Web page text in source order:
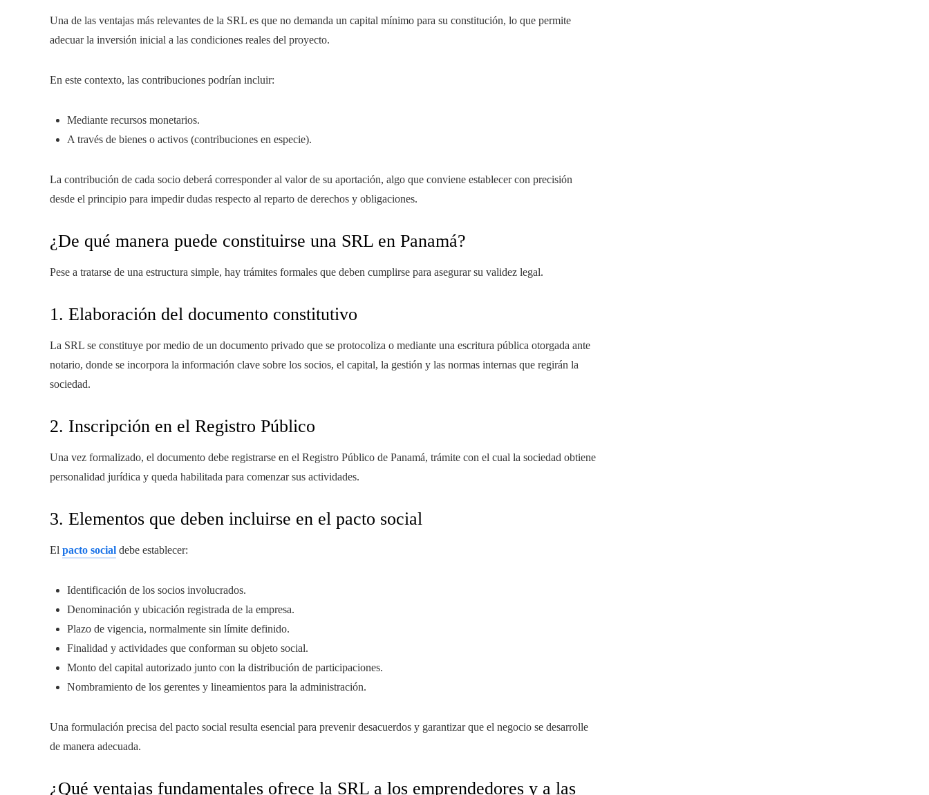
Una de las ventajas más relevantes de la SRL es que no demanda un capital mínimo para su constitución, lo que permite
adecuar la inversión inicial a las condiciones reales del proyecto.
En este contexto, las contribuciones podrían incluir:
Mediante recursos monetarios.
A través de bienes o activos (contribuciones en especie).
La contribución de cada socio deberá corresponder al valor de su aportación, algo que conviene establecer con precisión
desde el principio para impedir dudas respecto al reparto de derechos y obligaciones.
¿De qué manera puede constituirse una SRL en Panamá?
Pese a tratarse de una estructura simple, hay trámites formales que deben cumplirse para asegurar su validez legal.
1. Elaboración del documento constitutivo
La SRL se constituye por medio de un documento privado que se protocoliza o mediante una escritura pública otorgada ante
notario, donde se incorpora la información clave sobre los socios, el capital, la gestión y las normas internas que regirán la
sociedad.
2. Inscripción en el Registro Público
Una vez formalizado, el documento debe registrarse en el Registro Público de Panamá, trámite con el cual la sociedad obtiene
personalidad jurídica y queda habilitada para comenzar sus actividades.
3. Elementos que deben incluirse en el pacto social
El pacto social debe establecer:
Identificación de los socios involucrados.
Denominación y ubicación registrada de la empresa.
Plazo de vigencia, normalmente sin límite definido.
Finalidad y actividades que conforman su objeto social.
Monto del capital autorizado junto con la distribución de participaciones.
Nombramiento de los gerentes y lineamientos para la administración.
Una formulación precisa del pacto social resulta esencial para prevenir desacuerdos y garantizar que el negocio se desarrolle
de manera adecuada.
¿Qué ventajas fundamentales ofrece la SRL a los emprendedores y a las